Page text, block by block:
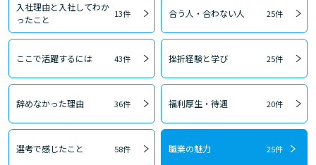
入社理由と入社してわか
ったこと
13件 合う人・合わない人 25件
ここで活躍するには 43件 挫折経験と学び 25件
辞めなかった理由 36件 福利厚生・待遇 20件
選考で感じたこと 58件 職業の魅力 25件